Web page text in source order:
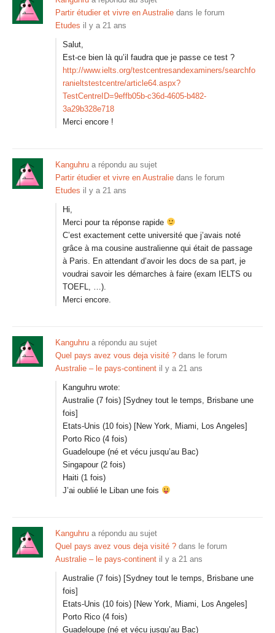
Partir étudier et vivre en Australie dans le forum
Etudes il y a 21 ans
Salut,
Est-ce bien là qu’il faudra que je passe ce test ?
http://www.ielts.org/testcentresandexaminers/searchfo
ranieltstestcentre/article64.aspx?
TestCentreID=9effb05b-c36d-4605-b482-
3a29b328e718
Merci encore !
Kanguhru a répondu au sujet
Partir étudier et vivre en Australie dans le forum
Etudes il y a 21 ans
Hi,
Merci pour ta réponse rapide
C’est exactement cette université que j’avais noté
grâce à ma cousine australienne qui était de passage
à Paris. En attendant d’avoir les docs de sa part, je
voudrai savoir les démarches à faire (exam IELTS ou
TOEFL, …).
Merci encore.
Kanguhru a répondu au sujet
Quel pays avez vous deja visité ? dans le forum
Australie – le pays-continent il y a 21 ans
Kanguhru wrote:
Australie (7 fois) [Sydney tout le temps, Brisbane une
fois]
Etats-Unis (10 fois) [New York, Miami, Los Angeles]
Porto Rico (4 fois)
Guadeloupe (né et vécu jusqu’au Bac)
Singapour (2 fois)
Haiti (1 fois)
J’ai oublié le Liban une fois
Kanguhru a répondu au sujet
Quel pays avez vous deja visité ? dans le forum
Australie – le pays-continent il y a 21 ans
Australie (7 fois) [Sydney tout le temps, Brisbane une
fois]
Etats-Unis (10 fois) [New York, Miami, Los Angeles]
Porto Rico (4 fois)
Guadeloupe (né et vécu jusqu’au Bac)